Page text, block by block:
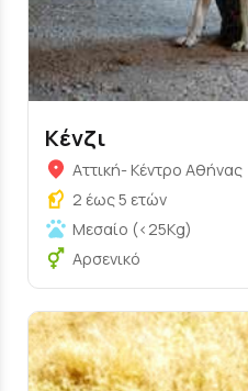
Κένζι
Αττική- Κέντρο Αθήνας
2 έως 5 ετών
Μεσαίο (<25Kg)
Αρσενικό